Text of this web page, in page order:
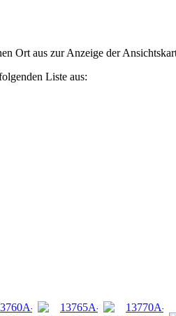
Ort aus zur Anzeige der
Liste aus: